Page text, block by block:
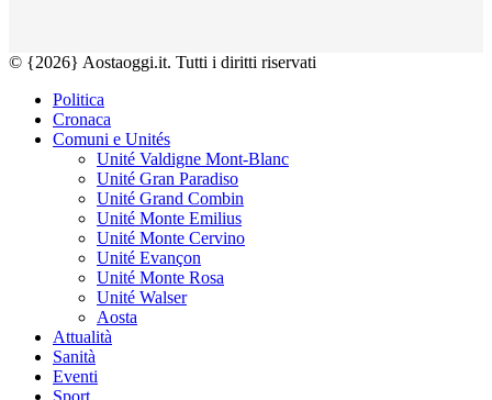
© {2026} Aostaoggi.it. Tutti i diritti riservati
Politica
Cronaca
Comuni e Unités
Unité Valdigne Mont-Blanc
Unité Gran Paradiso
Unité Grand Combin
Unité Monte Emilius
Unité Monte Cervino
Unité Evançon
Unité Monte Rosa
Unité Walser
Aosta
Attualità
Sanità
Eventi